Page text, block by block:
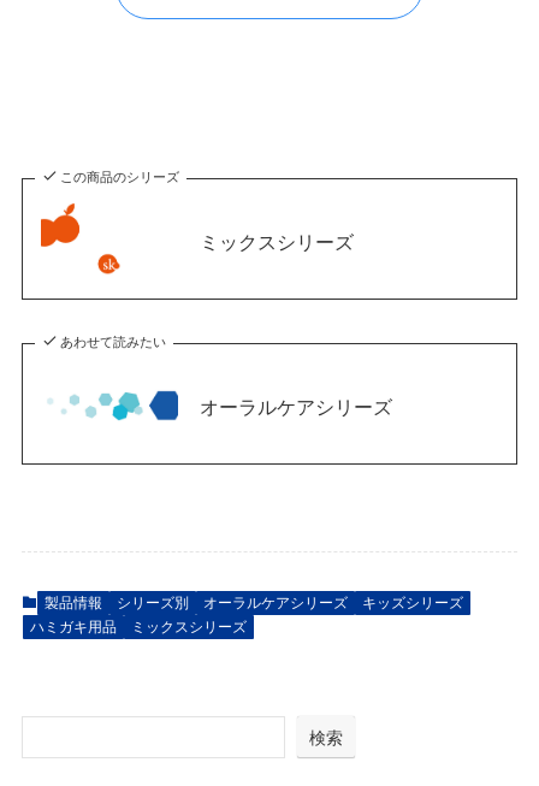
この商品のシリーズ
ミックスシリーズ
あわせて読みたい
オーラルケアシリーズ
製品情報 シリーズ別 オーラルケアシリーズ
キッズシリーズ
ハミガキ用品
ミックスシリーズ
検索